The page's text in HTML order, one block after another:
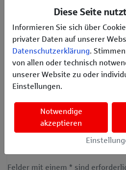
Diese Seite
Informieren Sie sich über
privater Daten auf unserer
Datenschutzerklärung.
von allen oder technisch
unserer Website zu oder
Einstellungen.
Notwendige
akzeptieren
Telefon der Organisation*
Fax
Webseite
Felder mit einem * sind